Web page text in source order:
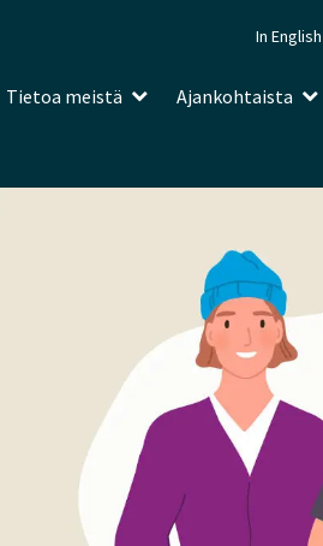
In English
Tietoa meistä Ajankohtaista